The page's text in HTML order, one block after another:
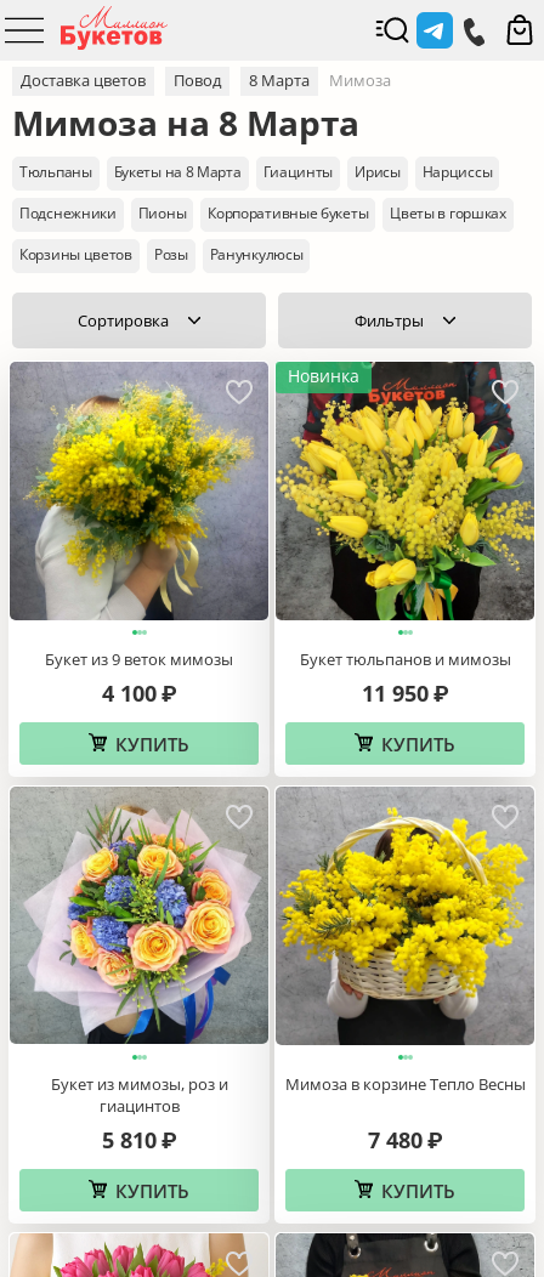
Доставка цветов Повод 8 Марта Мимоза
Мимоза на 8 Марта
Тюльпаны Букеты на 8 Марта Гиацинты Ирисы
Нарциссы
Подснежники
Пионы Корпоративные букеты
Цветы в горшках
Корзины цветов
Розы Ранункулюсы
Сортировка Фильтры
Букет из 9 веток мимозы
4 100 ₽
КУПИТЬ
Новинка
Букет тюльпанов и мимозы
11 950 ₽
КУПИТЬ
Букет из мимозы, роз и
гиацинтов
5 810 ₽
КУПИТЬ
Мимоза в корзине Тепло Весны
7 480 ₽
КУПИТЬ